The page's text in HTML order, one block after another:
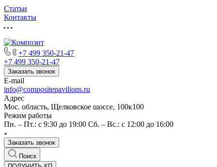
Статьи
Контакты
+7 499 350-21-47
+7 499 350-21-47
Заказать звонок
E-mail
info@compositepavilions.ru
Адрес
Мос. область, Щелковское шоссе, 100к100
Режим работы
Пн. – Пт.: с 9:30 до 19:00 Сб. – Вс.: с 12:00 до 16:00
Заказать звонок
Поиск